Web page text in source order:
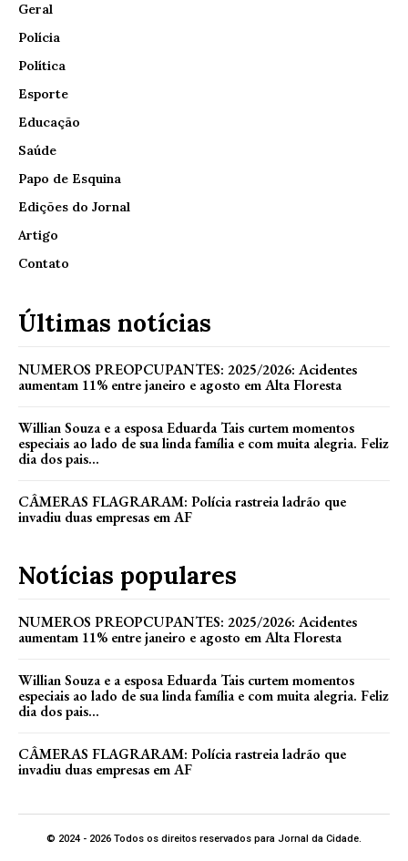
Geral
Polícia
Política
Esporte
Educação
Saúde
Papo de Esquina
Edições do Jornal
Artigo
Contato
Últimas notícias
NUMEROS PREOPCUPANTES: 2025/2026: Acidentes
aumentam 11% entre janeiro e agosto em Alta Floresta
Willian Souza e a esposa Eduarda Tais curtem momentos
especiais ao lado de sua linda família e com muita alegria. Feliz
dia dos pais...
CÂMERAS FLAGRARAM: Polícia rastreia ladrão que
invadiu duas empresas em AF
Notícias populares
NUMEROS PREOPCUPANTES: 2025/2026: Acidentes
aumentam 11% entre janeiro e agosto em Alta Floresta
Willian Souza e a esposa Eduarda Tais curtem momentos
especiais ao lado de sua linda família e com muita alegria. Feliz
dia dos pais...
CÂMERAS FLAGRARAM: Polícia rastreia ladrão que
invadiu duas empresas em AF
© 2024 - 2026 Todos os direitos reservados para Jornal da Cidade.